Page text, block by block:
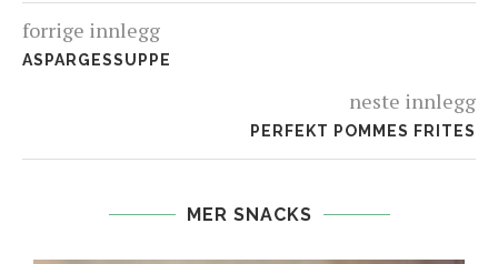
forrige innlegg
ASPARGESSUPPE
neste innlegg
PERFEKT POMMES FRITES
MER SNACKS